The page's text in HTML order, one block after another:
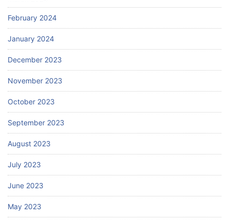
February 2024
January 2024
December 2023
November 2023
October 2023
September 2023
August 2023
July 2023
June 2023
May 2023